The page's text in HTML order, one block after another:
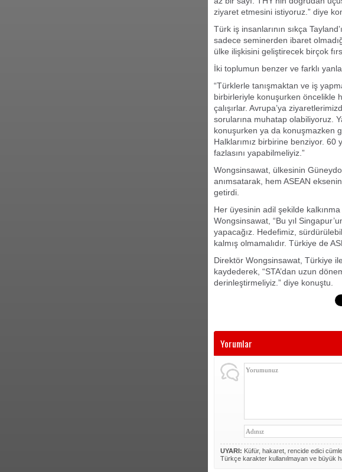
ziyaret etmesini istiyoruz.” diye
Türk iş insanlarının sıkça
sadece seminerden ibaret
ülke ilişkisini geliştirecek birçok
İki toplumun benzer ve farklı
“Türklerle tanışmaktan ve iş
birbirleriyle konuşurken öncelikle
çalışırlar. Avrupa’ya
sorularına muhatap olabiliyoruz.
konuşurken ya da konuşmazken
Halklarımız birbirine benziyor.
fazlasını yapabilmeliyiz.”
Wongsinsawat, ülkesinin
anımsatarak, hem ASEAN
getirdi.
Her üyesinin adil şekilde
Wongsinsawat, “Bu yıl
yapacağız. Hedefimiz,
kalmış olmamalıdır. Türkiye de
Direktör Wongsinsawat, Türkiye
kaydederek, “STA’dan uzun
derinleştirmeliyiz.” diye konuştu.
Yorumlar
UYARI: Küfür, hakaret, rencide edici
Türkçe karakter kullanılmayan ve büyük